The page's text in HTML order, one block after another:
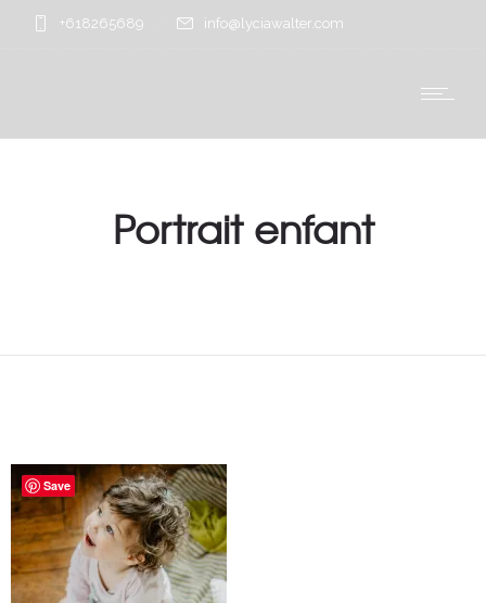
+618265689 info@lyciawalter.com
Portrait enfant
Save